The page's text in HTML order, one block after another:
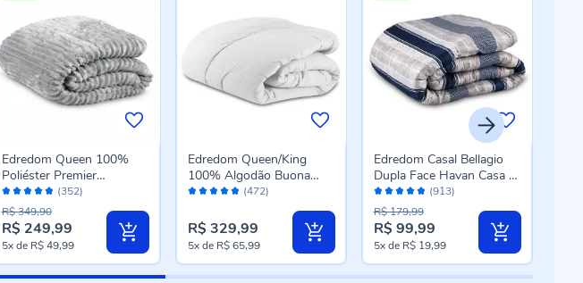
Avaliação:
96%
(352)
Edredom Queen 100%
Poliéster Premier
Canelado Havan Casa -
Prata
Preço
especial
R$ 249,99
R$ 349,90
5xde R$ 49,99
Avaliação: (472)
Edredom Queen/King
100% Algodão Buona
Fortuna - Branco
R$ 329,99
5xde R$ 65,99
Avaliação:
96%
(913)
Edredom Casal Bellagio
Dupla Face Havan Casa -
Davi Geo Cinza
Preço
especial
R$ 99,99
R$ 179,99
5xde R$ 19,99